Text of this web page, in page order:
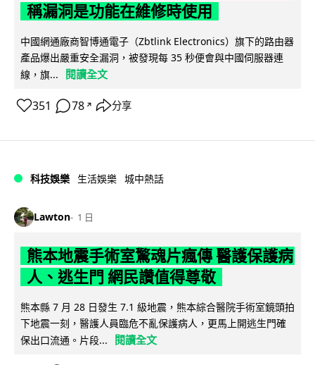
稱漏洞是功能在維修時使用
中國網通廠商智博通電子（Zbtlink Electronics）旗下的路由器
產品爆出嚴重安全漏洞，被發現每 35 秒便會與中國伺服器連
線，旗...
閱讀全文
351 78 ↗ 分享
科技娛樂 生活娛樂 城中熱話
Lawton 1 日
熊本地震手術室驚魂片瘋傳 醫護保護病
人、逃生門 網民讚值得尊敬
熊本縣 7 月 28 日發生 7.1 級地震，熊本綜合醫院手術室鏡頭拍
下地震一刻，醫護人員臨危不亂保護病人，更馬上開逃生門確
保出口流通。片段...
閱讀全文